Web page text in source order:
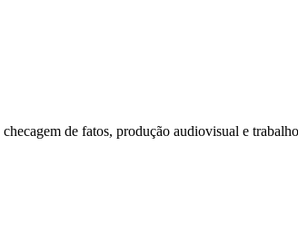
de fatos, produção audiovisual e